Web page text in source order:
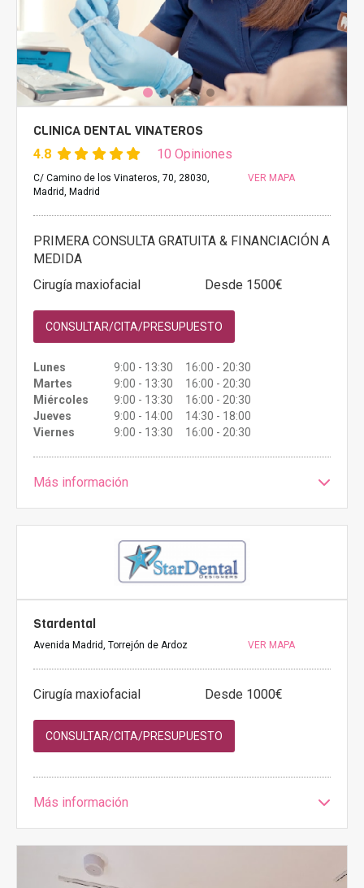
CLINICA DENTAL VINATEROS
4.8 10 Opiniones
C/ Camino de los Vinateros, 70, 28030,
Madrid, Madrid
VER MAPA
PRIMERA CONSULTA GRATUITA & FINANCIACIÓN A
MEDIDA
Cirugía maxiofacial
Desde 1500€
CONSULTAR/CITA/PRESUPUESTO
Lunes
9:00 - 13:30 16:00 - 20:30
Martes
9:00 - 13:30 16:00 - 20:30
Miércoles
9:00 - 13:30 16:00 - 20:30
Jueves
9:00 - 14:00 14:30 - 18:00
Viernes
9:00 - 13:30 16:00 - 20:30
Más información
Stardental
Avenida Madrid, Torrejón de Ardoz VER MAPA
Cirugía maxiofacial Desde 1000€
CONSULTAR/CITA/PRESUPUESTO
Más información